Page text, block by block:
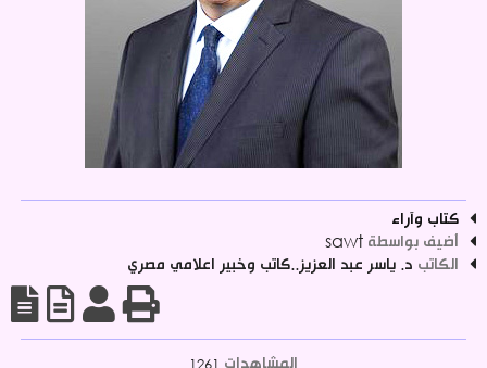
كتاب وآراء
أضيف بواسطة
الكاتب د. ياسر عبد العزيز..كاتب وخبير اعلامي مصري
المشاهدات